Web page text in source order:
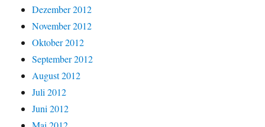
Dezember 2012
November 2012
Oktober 2012
September 2012
August 2012
Juli 2012
Juni 2012